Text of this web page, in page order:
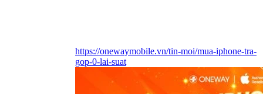
https://onewaymobile.vn/tin-moi/mua-iphone-tra-
gop-0-lai-suat